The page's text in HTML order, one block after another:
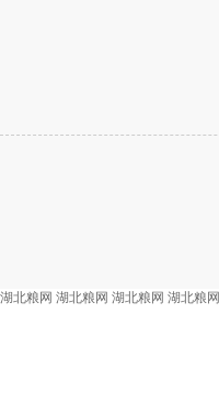
湖北粮网 湖北粮网 湖北粮网 湖北粮网